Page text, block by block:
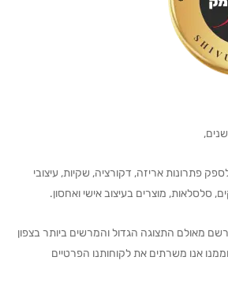
פתרונות אריזה, דקורציה, שקיות, עיצובי
סלסלאות, מוצרים בעיצוב אישי ואחסון.
מאולם התצוגה הגדול והמרשים ביותר בצפון
מטרים, וממנו אנו משרתים את לקוחותנו הפרטיים